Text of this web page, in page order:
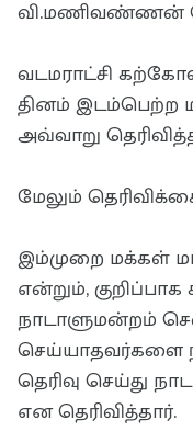
வி.மணிவண்ணன்
வடமராட்சி
தினம் இடம்பெற்ற
அவ்வாறு
மேலும்
இம்முறை மக்கள்
என்றும்,
நாடாளுமன்றம்
செய்யாதவர்களை
தெரிவு செய்து
என தெரிவித்தார்.